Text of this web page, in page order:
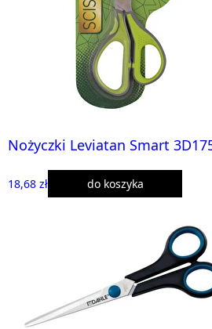
Nożyczki Leviatan Smart
18,68 zł do koszyka